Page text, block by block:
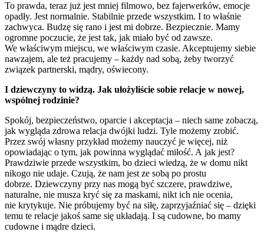
To prawda, teraz już jest mniej filmowo, bez fajerwerków, emocje
opadły. Jest normalnie. Stabilnie przede wszystkim. I to właśnie
zachwyca. Budzę się rano i jest mi dobrze. Bezpiecznie. Mamy
ogromne poczucie, że jest tak, jak miało być od zawsze.
We właściwym miejscu, we właściwym czasie. Akceptujemy siebie
nawzajem, ale też pracujemy – każdy nad sobą, żeby tworzyć
związek partnerski, mądry, oświecony.
I dziewczyny to widzą. Jak ułożyliście sobie relacje w nowej,
wspólnej rodzinie?
Spokój, bezpieczeństwo, oparcie i akceptacja – niech same zobaczą,
jak wygląda zdrowa relacja dwójki ludzi. Tyle możemy zrobić.
Przez swój własny przykład możemy nauczyć je więcej, niż
opowiadając o tym, jak powinna wyglądać miłość. A jak jest?
Prawdziwie przede wszystkim, bo dzieci wiedzą, że w domu nikt
nikogo nie udaje. Czują, że nam jest ze sobą po prostu
dobrze. Dziewczyny przy nas mogą być szczere, prawdziwe,
naturalne, nie musza kryć się za maskami, nikt ich nie ocenia,
nie krytykuje. Nie próbujemy być na siłę, zaprzyjaźniać się – dzięki
temu te relacje jakoś same się układają. I są cudowne, bo mamy
cudowne i mądre dzieci.